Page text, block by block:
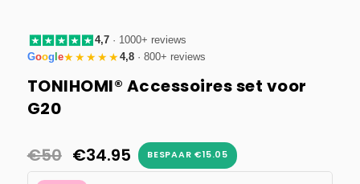
4,7· 1000+ reviews
Goog e★★★★★4,8· 800+ reviews
TONIHOMI® Accessoires set voor
G20
Normale
prijs
€50 Aanbiedingsprijs
€34.95